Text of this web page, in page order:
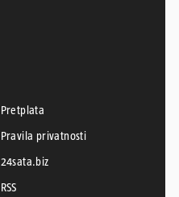
Pretplata
Pravila privatnosti
24sata.biz
RSS